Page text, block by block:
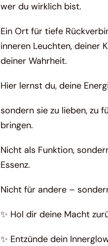
wer du wirklich bist.
Ein Ort für tiefe
inneren Leuchten, deiner
deiner Wahrheit.
Hier lernst du, deine
sondern sie zu lieben, zu
bringen.
Nicht als Funktion,
Essenz.
Nicht für andere –
✨ Hol dir deine Macht
✨ Entzünde dein